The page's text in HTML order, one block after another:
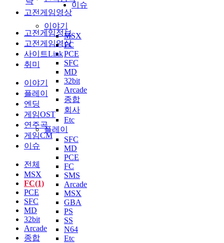
고전게임영상
이야기
MSX
FC
PCE
SFC
MD
32bit
Arcade
종합
회사
Etc
플레이
SFC
MD
PCE
FC
SMS
Arcade
MSX
GBA
PS
SS
N64
Etc
이슈
고전게임정보
고전게임영상
사이트Link
취미
이야기
플레이
엔딩
게임OST
연주곡
게임CM
이슈
전체
MSX
FC(1)
PCE
SFC
MD
32bit
Arcade
종합